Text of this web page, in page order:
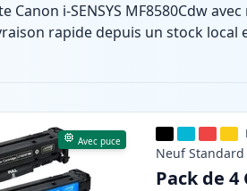
i-SENSYS MF8580Cdw
rapide depuis un stock local
Avec puce
Neuf Standard
Pack de